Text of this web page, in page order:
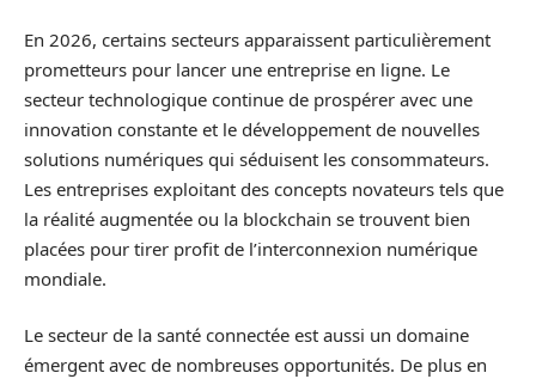
En 2026, certains secteurs apparaissent particulièrement
prometteurs pour lancer une entreprise en ligne. Le
secteur technologique continue de prospérer avec une
innovation constante et le développement de nouvelles
solutions numériques qui séduisent les consommateurs.
Les entreprises exploitant des concepts novateurs tels que
la réalité augmentée ou la blockchain se trouvent bien
placées pour tirer profit de l’interconnexion numérique
mondiale.
Le secteur de la santé connectée est aussi un domaine
émergent avec de nombreuses opportunités. De plus en